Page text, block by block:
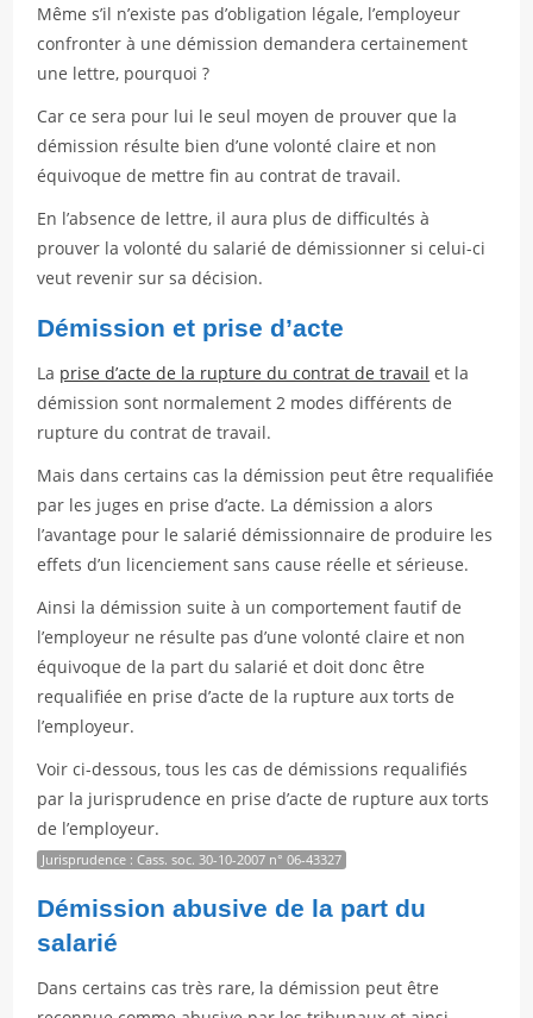
Même s’il n’existe pas d’obligation légale, l’employeur
confronter à une démission demandera certainement
une lettre, pourquoi ?
Car ce sera pour lui le seul moyen de prouver que la
démission résulte bien d’une volonté claire et non
équivoque de mettre fin au contrat de travail.
En l’absence de lettre, il aura plus de difficultés à
prouver la volonté du salarié de démissionner si celui-ci
veut revenir sur sa décision.
Démission et prise d’acte
La prise d’acte de la rupture du contrat de travail et la
démission sont normalement 2 modes différents de
rupture du contrat de travail.
Mais dans certains cas la démission peut être requalifiée
par les juges en prise d’acte. La démission a alors
l’avantage pour le salarié démissionnaire de produire les
effets d’un licenciement sans cause réelle et sérieuse.
Ainsi la démission suite à un comportement fautif de
l’employeur ne résulte pas d’une volonté claire et non
équivoque de la part du salarié et doit donc être
requalifiée en prise d’acte de la rupture aux torts de
l’employeur.
Voir ci-dessous, tous les cas de démissions requalifiés
par la jurisprudence en prise d’acte de rupture aux torts
de l’employeur.
Jurisprudence : Cass. soc. 30-10-2007 n° 06-43327
Démission abusive de la part du
salarié
Dans certains cas très rare, la démission peut être